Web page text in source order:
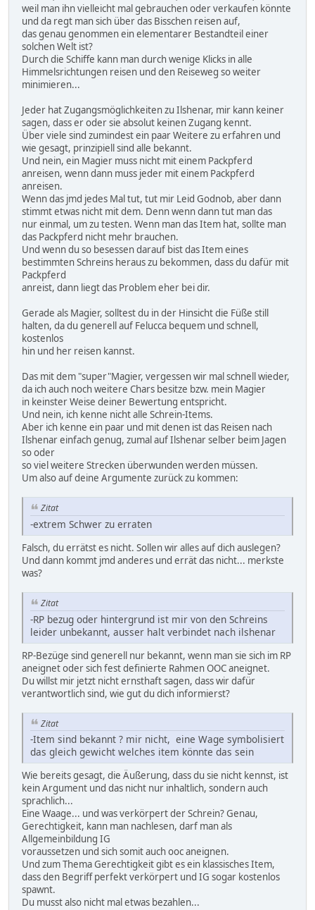
weil man ihn vielleicht mal gebrauchen oder verkaufen könnte
und da regt man sich über das Bisschen reisen auf,
das genau genommen ein elementarer Bestandteil einer
solchen Welt ist?
Durch die Schiffe kann man durch wenige Klicks in alle
Himmelsrichtungen reisen und den Reiseweg so weiter
minimieren...
Jeder hat Zugangsmöglichkeiten zu Ilshenar, mir kann keiner
sagen, dass er oder sie absolut keinen Zugang kennt.
Über viele sind zumindest ein paar Weitere zu erfahren und
wie gesagt, prinzipiell sind alle bekannt.
Und nein, ein Magier muss nicht mit einem Packpferd
anreisen, wenn dann muss jeder mit einem Packpferd
anreisen.
Wenn das jmd jedes Mal tut, tut mir Leid Godnob, aber dann
stimmt etwas nicht mit dem. Denn wenn dann tut man das
nur einmal, um zu testen. Wenn man das Item hat, sollte man
das Packpferd nicht mehr brauchen.
Und wenn du so besessen darauf bist das Item eines
bestimmten Schreins heraus zu bekommen, dass du dafür mit
Packpferd
anreist, dann liegt das Problem eher bei dir.
Gerade als Magier, solltest du in der Hinsicht die Füße still
halten, da du generell auf Felucca bequem und schnell,
kostenlos
hin und her reisen kannst.
Das mit dem "super"Magier, vergessen wir mal schnell wieder,
da ich auch noch weitere Chars besitze bzw. mein Magier
in keinster Weise deiner Bewertung entspricht.
Und nein, ich kenne nicht alle Schrein-Items.
Aber ich kenne ein paar und mit denen ist das Reisen nach
Ilshenar einfach genug, zumal auf Ilshenar selber beim Jagen
so oder
so viel weitere Strecken überwunden werden müssen.
Um also auf deine Argumente zurück zu kommen:
Zitat
-extrem Schwer zu erraten
Falsch, du errätst es nicht. Sollen wir alles auf dich auslegen?
Und dann kommt jmd anderes und errät das nicht... merkste
was?
Zitat
-RP bezug oder hintergrund ist mir von den Schreins
leider unbekannt, ausser halt verbindet nach ilshenar
RP-Bezüge sind generell nur bekannt, wenn man sie sich im RP
aneignet oder sich fest definierte Rahmen OOC aneignet.
Du willst mir jetzt nicht ernsthaft sagen, dass wir dafür
verantwortlich sind, wie gut du dich informierst?
Zitat
-Item sind bekannt ? mir nicht, eine Wage symbolisiert
das gleich gewicht welches item könnte das sein
Wie bereits gesagt, die Äußerung, dass du sie nicht kennst, ist
kein Argument und das nicht nur inhaltlich, sondern auch
sprachlich...
Eine Waage... und was verkörpert der Schrein? Genau,
Gerechtigkeit, kann man nachlesen, darf man als
Allgemeinbildung IG
voraussetzen und sich somit auch ooc aneignen.
Und zum Thema Gerechtigkeit gibt es ein klassisches Item,
dass den Begriff perfekt verkörpert und IG sogar kostenlos
spawnt.
Du musst also nicht mal etwas bezahlen...